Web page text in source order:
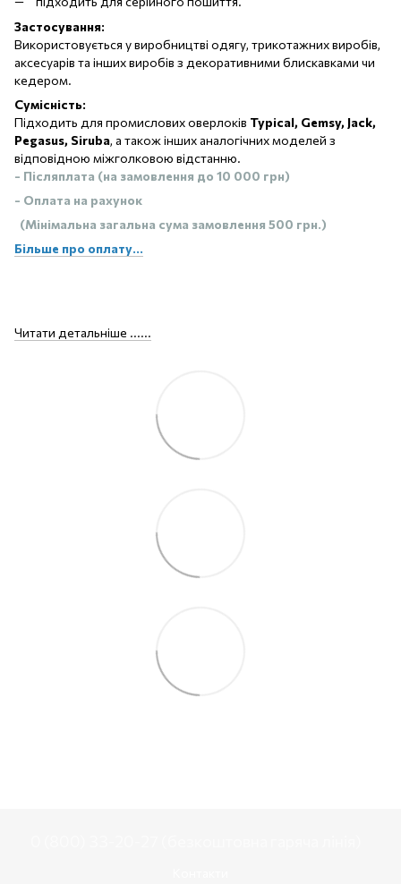
Застосування:
Використовується у виробництві одягу, трикотажних виробів,
аксесуарів та інших виробів з декоративними блискавками чи
кедером.
Сумісність:
Підходить для промислових оверлоків Typical, Gemsy, Jack,
Pegasus, Siruba, а також інших аналогічних моделей з
відповідною міжголковою відстанню.
- Післяплата (на замовлення до 10 000 грн)
- Оплата на рахунок
(Мінімальна загальна сума замовлення 500 грн.)
Більше про оплату...
Читати детальніше ......